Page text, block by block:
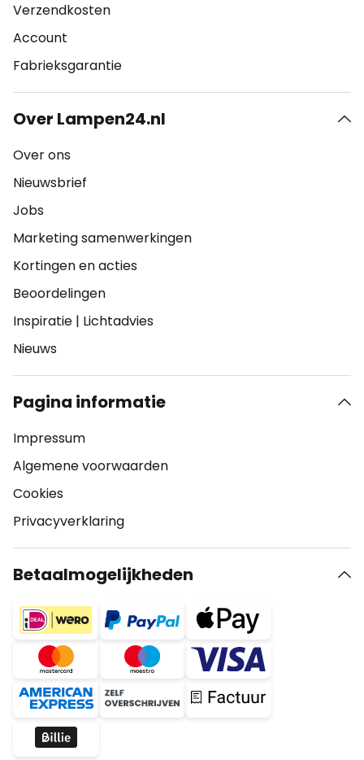
Verzendkosten
Account
Fabrieksgarantie
Over Lampen24.nl
Over ons
Nieuwsbrief
Jobs
Marketing samenwerkingen
Kortingen en acties
Beoordelingen
Inspiratie | Lichtadvies
Nieuws
Pagina informatie
Impressum
Algemene voorwaarden
Cookies
Privacyverklaring
Betaalmogelijkheden